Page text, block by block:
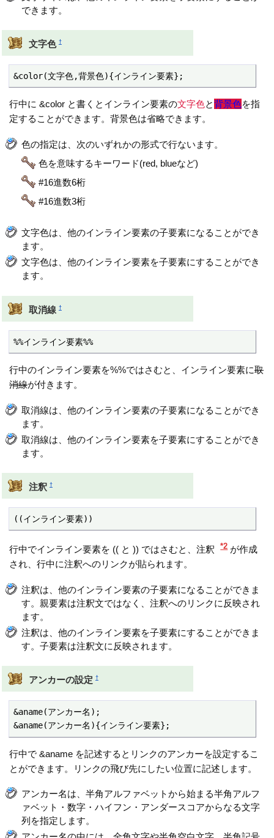
できます。
文字色 †
&color(文字色,背景色){インライン要素};
行中に &color と書くとインライン要素の文字色と背景色を指
定することができます。背景色は省略できます。
色の指定は、次のいずれかの形式で行ないます。
色を意味するキーワード(red, blueなど)
#16進数6桁
#16進数3桁
文字色は、他のインライン要素の子要素になることができ
ます。
文字色は、他のインライン要素を子要素にすることができ
ます。
取消線 †
%%インライン要素%%
行中のインライン要素を%%ではさむと、インライン要素に取
消線が付きます。
取消線は、他のインライン要素の子要素になることができ
ます。
取消線は、他のインライン要素を子要素にすることができ
ます。
注釈 †
((インライン要素))
行中でインライン要素を (( と )) ではさむと、注釈 *2 が作成
され、行中に注釈へのリンクが貼られます。
注釈は、他のインライン要素の子要素になることができま
す。親要素は注釈文ではなく、注釈へのリンクに反映され
ます。
注釈は、他のインライン要素を子要素にすることができま
す。子要素は注釈文に反映されます。
アンカーの設定 †
&aname(アンカー名);
&aname(アンカー名){インライン要素};
行中で &aname を記述するとリンクのアンカーを設定するこ
とができます。リンクの飛び先にしたい位置に記述します。
アンカー名は、半角アルファベットから始まる半角アルフ
ァベット・数字・ハイフン・アンダースコアからなる文字
列を指定します。